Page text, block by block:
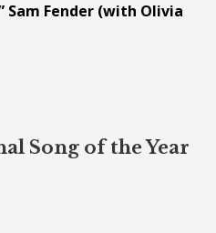
Sam Fender (with Olivia
Song of the Year